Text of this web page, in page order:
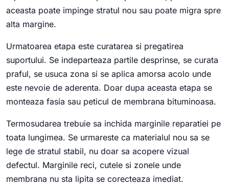
aceasta poate impinge stratul nou sau poate migra spre
alta margine.
Urmatoarea etapa este curatarea si pregatirea
suportului. Se indeparteaza partile desprinse, se curata
praful, se usuca zona si se aplica amorsa acolo unde
este nevoie de aderenta. Doar dupa aceasta etapa se
monteaza fasia sau peticul de membrana bituminoasa.
Termosudarea trebuie sa inchida marginile reparatiei pe
toata lungimea. Se urmareste ca materialul nou sa se
lege de stratul stabil, nu doar sa acopere vizual
defectul. Marginile reci, cutele si zonele unde
membrana nu sta lipita se corecteaza imediat.